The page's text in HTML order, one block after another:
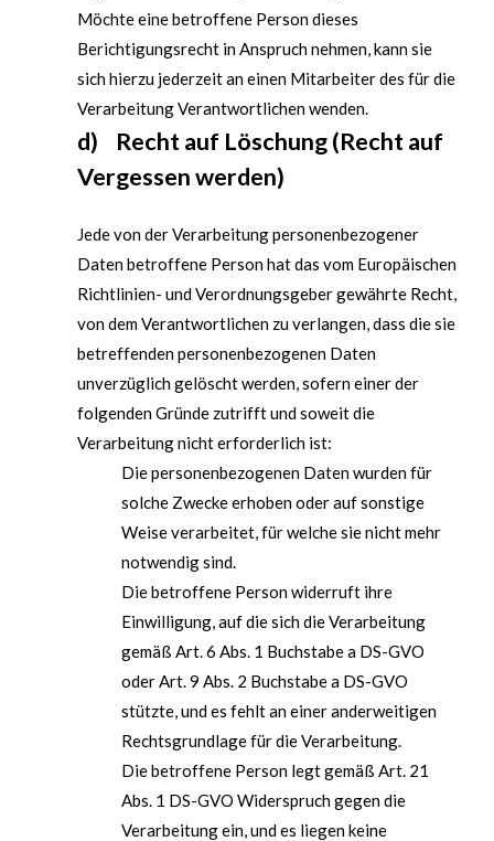
Möchte eine betroffene Person dieses
Berichtigungsrecht in Anspruch nehmen, kann sie
sich hierzu jederzeit an einen Mitarbeiter des für die
Verarbeitung Verantwortlichen wenden.
d) Recht auf Löschung (Recht auf
Vergessen werden)
Jede von der Verarbeitung personenbezogener
Daten betroffene Person hat das vom Europäischen
Richtlinien- und Verordnungsgeber gewährte Recht,
von dem Verantwortlichen zu verlangen, dass die sie
betreffenden personenbezogenen Daten
unverzüglich gelöscht werden, sofern einer der
folgenden Gründe zutrifft und soweit die
Verarbeitung nicht erforderlich ist:
Die personenbezogenen Daten wurden für
solche Zwecke erhoben oder auf sonstige
Weise verarbeitet, für welche sie nicht mehr
notwendig sind.
Die betroffene Person widerruft ihre
Einwilligung, auf die sich die Verarbeitung
gemäß Art. 6 Abs. 1 Buchstabe a DS-GVO
oder Art. 9 Abs. 2 Buchstabe a DS-GVO
stützte, und es fehlt an einer anderweitigen
Rechtsgrundlage für die Verarbeitung.
Die betroffene Person legt gemäß Art. 21
Abs. 1 DS-GVO Widerspruch gegen die
Verarbeitung ein, und es liegen keine